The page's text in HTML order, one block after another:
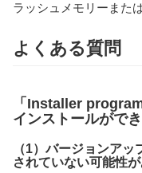
ラッシュメモリーまた
よくある質問
「Installer
インストールがで
（1）バージョンア
されていない可能性が